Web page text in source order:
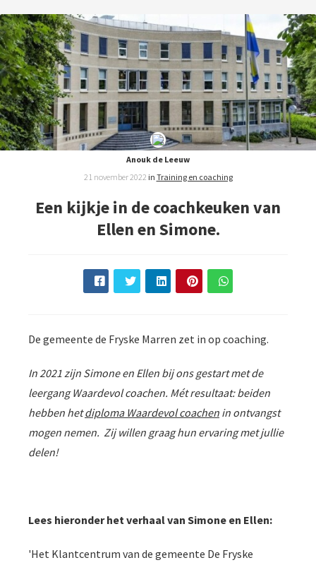
Anouk de Leeuw
21 november 2022 in Training en coaching
Een kijkje in de coachkeuken van
Ellen en Simone.
De gemeente de Fryske Marren zet in op coaching.
In 2021 zijn Simone en Ellen bij ons gestart met de
leergang Waardevol coachen. Mét resultaat: beiden
hebben hetdiploma Waardevol coachen in ontvangst
mogen nemen. Zij willen graag hun ervaring met jullie
delen!
Lees hieronder het verhaal van Simone en Ellen:
'Het Klantcentrum van de gemeente De Fryske